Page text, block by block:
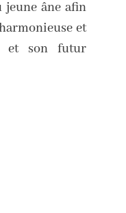
âne afin
et
et son futur